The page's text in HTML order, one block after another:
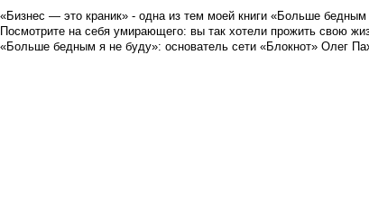
«Бизнес — это краник» - одна из тем моей книги «Больше
Посмотрите на себя умирающего: вы так хотели прожить свою
«Больше бедным я не буду»: основатель сети «Блокнот» Олег